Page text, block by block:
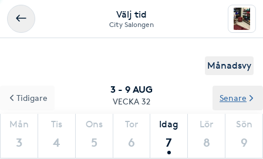
Välj tid
City Salongen
Månadsvy
3 - 9 AUG
VECKA 32
Mån
3
Tis
4
Ons
5
Tor
6
Idag
7
Lör
8
Sön
9
Tidigare Senare